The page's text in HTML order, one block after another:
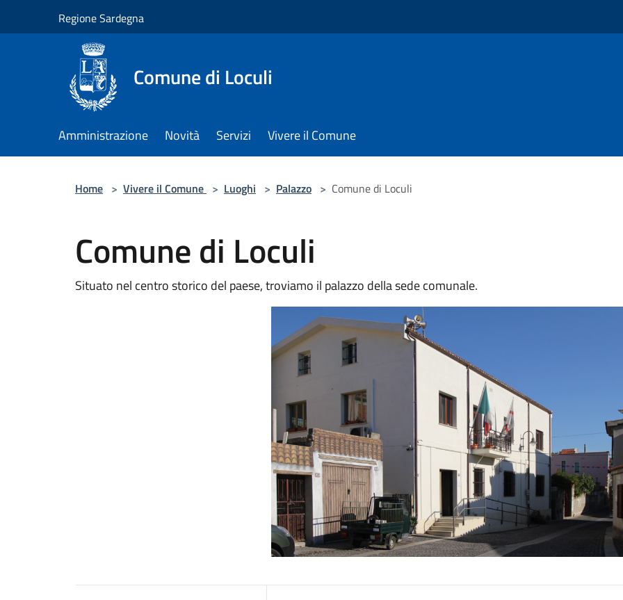
Regione Sardegna
Comune di Loculi
Amministrazione Novità Servizi Vivere il Comune
Home > Vivere il Comune > Luoghi > Palazzo > Comune di Loculi
Comune di Loculi
Situato nel centro storico del paese, troviamo il palazzo della sede comunale.